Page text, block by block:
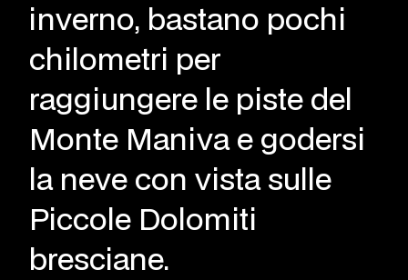
inverno, bastano pochi
chilometri per
raggiungere le piste del
Monte Maniva e godersi
la neve con vista sulle
Piccole Dolomiti
bresciane.